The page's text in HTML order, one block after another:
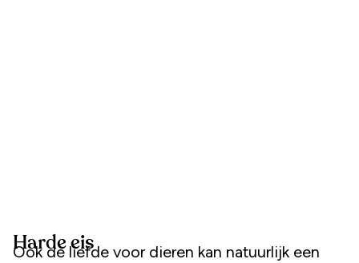
Harde eis
Ook de liefde voor dieren kan natuurlijk een